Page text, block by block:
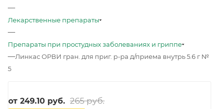
—
Лекарственные препараты
—
Препараты при простудных заболеваниях и гриппе
—Линкас ОРВИ гран. для приг. р-ра д/приема внутрь 5.6 г №
5
от 249.10 руб. 265 руб.